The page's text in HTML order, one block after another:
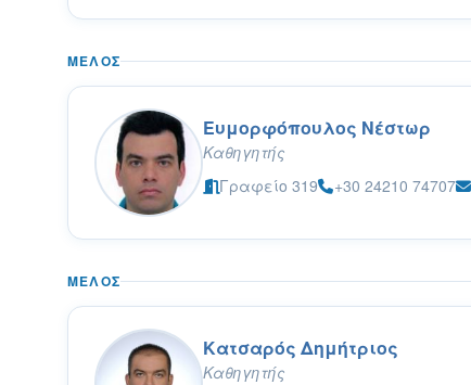
ΜΈΛΟΣ
Ευμορφόπουλος Νέστωρ
Καθηγητής
Γραφείο 319
+30 24210 74707
ΜΈΛΟΣ
Κατσαρός Δημήτριος
Καθηγητής